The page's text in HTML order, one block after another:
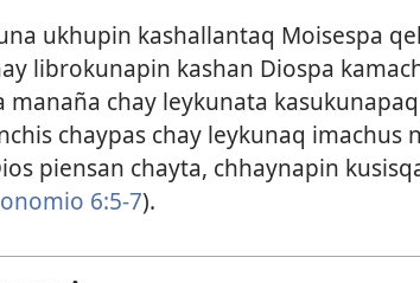
ukhupin kashallantaq Moisespa
librokunapin kashan Diospa
manaña chay leykunata kasukunapaq
chaypas chay leykunaq imachus
piensan chayta, chhaynapin
6:5-7).